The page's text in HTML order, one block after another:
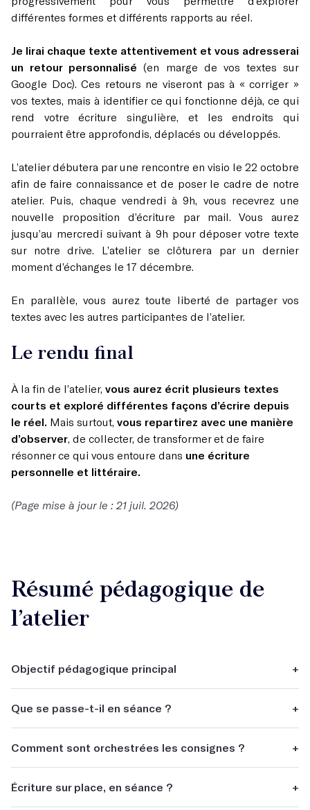
différentes formes et différents rapports au réel.
Je lirai chaque texte attentivement et vous adresserai
un retour personnalisé(en marge de vos textes sur
Google Doc). Ces retours ne viseront pas à « corriger »
vos textes, mais à identifier ce qui fonctionne déjà, ce qui
rend votre écriture singulière, et les endroits qui
pourraient être approfondis, déplacés ou développés.
L’atelier débutera par une rencontre en visio le 22 octobre
afin de faire connaissance et de poser le cadre de notre
atelier. Puis, chaque vendredi à 9h, vous recevrez une
nouvelle proposition d’écriture par mail. Vous aurez
jusqu’au mercredi suivant à 9h pour déposer votre texte
sur notre drive. L’atelier se clôturera par un dernier
moment d’échanges le 17 décembre.
En parallèle, vous aurez toute liberté de partager vos
textes avec les autres participant·es de l’atelier.
Le rendu final
À la fin de l’atelier, vous aurez écrit plusieurs textes
courts et exploré différentes façons d’écrire depuis
le réel. Mais surtout, vous repartirez avec une manière
d’observer, de collecter, de transformer et de faire
résonner ce qui vous entoure dans une écriture
personnelle et littéraire.
(Page mise à jour le : 21 juil. 2026)
Résumé pédagogique de
l’atelier
Objectif pédagogique principal +
Que se passe-t-il en séance ?
+
Comment sont orchestrées les consignes ?
+
Écriture sur place, en séance ?
+